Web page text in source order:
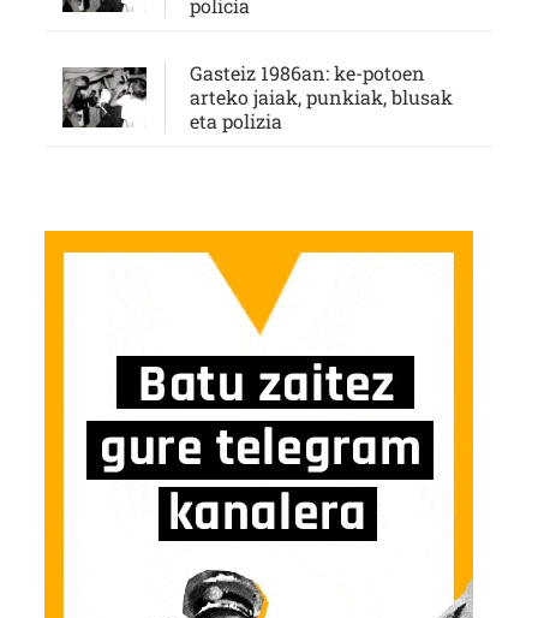
policía
Gasteiz 1986an: ke-potoen
arteko jaiak, punkiak, blusak
eta polizia